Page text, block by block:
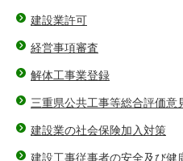
建設業許可
経営事項審査
解体工事業登録
三重県公共工事等総合評価意
建設業の社会保険加入対策
建設工事従事者の安全及び健